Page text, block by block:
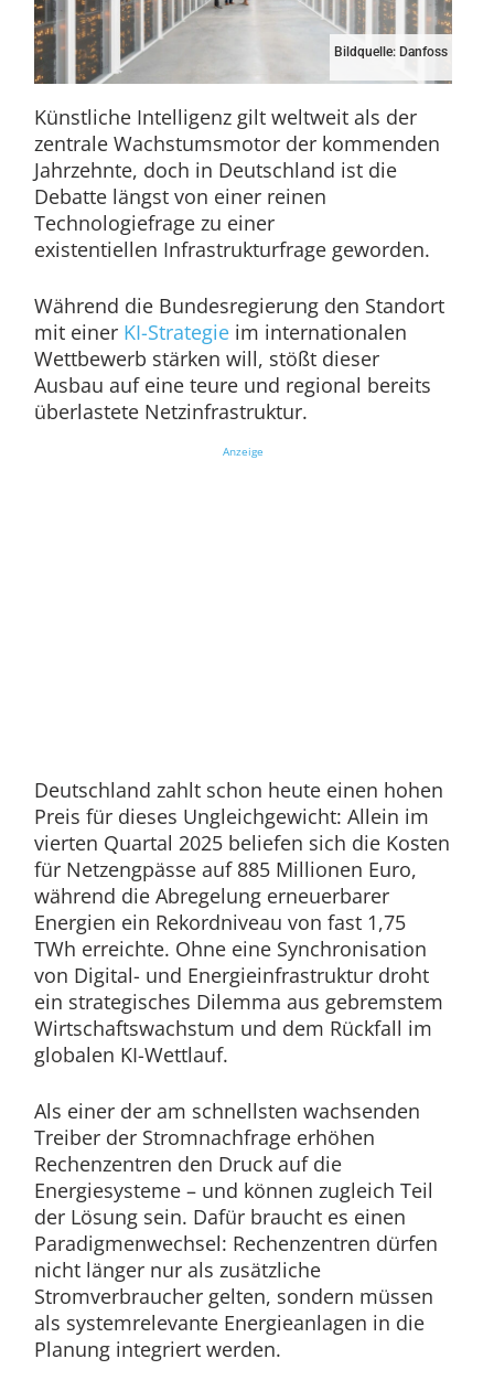
Bildquelle: Danfoss
Künstliche Intelligenz gilt weltweit als der
zentrale Wachstumsmotor der kommenden
Jahrzehnte, doch in Deutschland ist die
Debatte längst von einer reinen
Technologiefrage zu einer
existentiellen Infrastrukturfrage geworden.
Während die Bundesregierung den Standort
mit einer KI-Strategieim internationalen
Wettbewerb stärken will, stößt dieser
Ausbau auf eine teure und regional bereits
überlastete Netzinfrastruktur.
Anzeige
Deutschland zahlt schon heute einen hohen
Preis für dieses Ungleichgewicht: Allein im
vierten Quartal 2025 beliefen sich die Kosten
für Netzengpässe auf 885 Millionen Euro,
während die Abregelung erneuerbarer
Energien ein Rekordniveau von fast 1,75
TWh erreichte. Ohne eine Synchronisation
von Digital- und Energieinfrastruktur droht
ein strategisches Dilemma aus gebremstem
Wirtschaftswachstum und dem Rückfall im
globalen KI-Wettlauf.
Als einer der am schnellsten wachsenden
Treiber der Stromnachfrage erhöhen
Rechenzentren den Druck auf die
Energiesysteme – und können zugleich Teil
der Lösung sein. Dafür braucht es einen
Paradigmenwechsel: Rechenzentren dürfen
nicht länger nur als zusätzliche
Stromverbraucher gelten, sondern müssen
als systemrelevante Energieanlagen in die
Planung integriert werden.